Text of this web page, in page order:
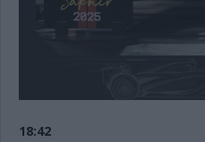
18:42